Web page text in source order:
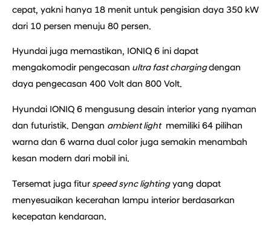
cepat, yakni hanya 18 menit untuk pengisian daya 350 kW
dari 10 persen menuju 80 persen.
Hyundai juga memastikan, IONIQ 6 ini dapat
mengakomodir pengecasan ultra fast chargingdengan
daya pengecasan 400 Volt dan 800 Volt.
Hyundai IONIQ 6 mengusung desain interior yang nyaman
dan futuristik. Dengan ambient lightmemiliki 64 pilihan
warna dan 6 warna dual color juga semakin menambah
kesan modern dari mobil ini.
Tersemat juga fiturspeed sync lightingyang dapat
menyesuaikan kecerahan lampu interior berdasarkan
kecepatan kendaraan.